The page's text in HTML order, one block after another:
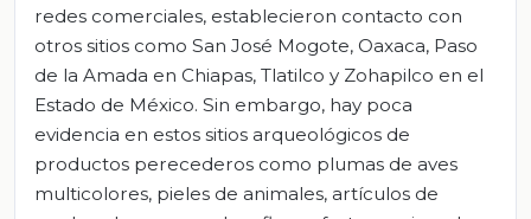
redes comerciales, establecieron contacto con
otros sitios como San José Mogote, Oaxaca, Paso
de la Amada en Chiapas, Tlatilco y Zohapilco en el
Estado de México. Sin embargo, hay poca
evidencia en estos sitios arqueológicos de
productos perecederos como plumas de aves
multicolores, pieles de animales, artículos de